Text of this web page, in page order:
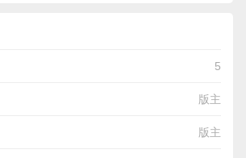
5
版主
版主